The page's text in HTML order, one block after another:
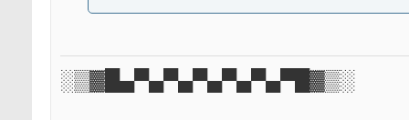
░▒▓█▄▀▄▀▄▀▄▀▄▀▄▀█▓▒░